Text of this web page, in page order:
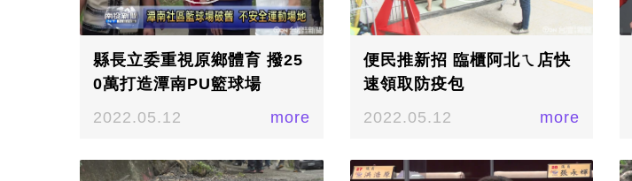
縣長立委重視原鄉體育 撥25
0萬打造潭南PU籃球場
2022.05.12
more
便民推新招 臨櫃阿北ㄟ店快
速領取防疫包
2022.05.12
more